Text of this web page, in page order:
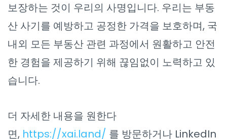
보장하는 것이 우리의 사명입니다. 우리는 부동
산 사기를 예방하고 공정한 가격을 보호하며, 국
내외 모든 부동산 관련 과정에서 원활하고 안전
한 경험을 제공하기 위해 끊임없이 노력하고 있
습니다.
더 자세한 내용을 원한다
면, https://xai.land/ 를 방문하거나 LinkedIn